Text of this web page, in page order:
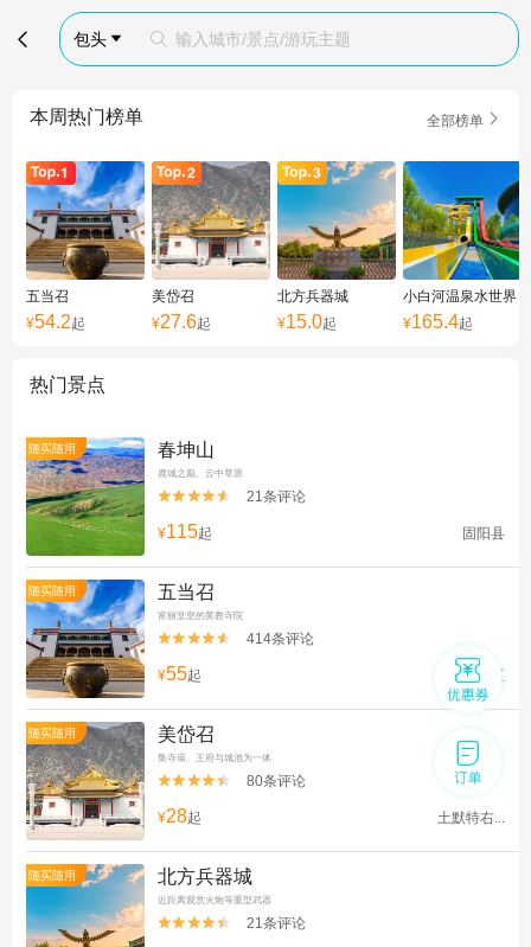
 包头   输入城市/景点/游玩主题
本周热门榜单 全部榜单 
五当召
¥54.2起
美岱召
¥27.6起
北方兵器城
¥15.0起
小白河温泉水世界
¥165.4起
热门景点
随买随用 春坤山
鹿城之巅、云中草原

 21条评论
¥115起 固阳县
随买随用 五当召
富丽堂皇的黄教寺院

 414条评论
¥55起 石拐区
随买随用 美岱召
集寺庙、王府与城池为一体

 80条评论
¥28起 土默特右...
随买随用 北方兵器城
近距离观赏火炮等重型武器

 21条评论